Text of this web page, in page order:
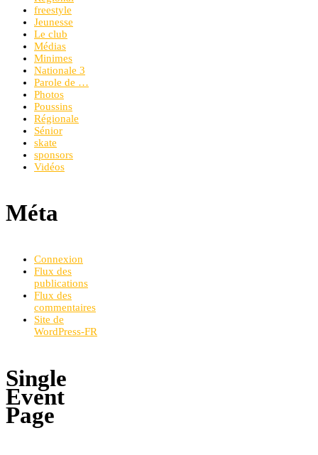
freestyle
Jeunesse
Le club
Médias
Minimes
Nationale 3
Parole de …
Photos
Poussins
Régionale
Sénior
skate
sponsors
Vidéos
Méta
Connexion
Flux des
publications
Flux des
commentaires
Site de
WordPress-FR
Single
Event
Page